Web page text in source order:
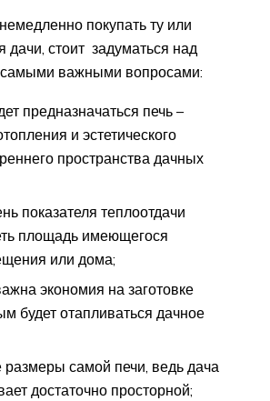
покупать ту или
дачи, стоит задуматься над
самыми важными вопросами:
предназначаться печь –
и эстетического
пространства дачных
показателя теплоотдачи
площадь имеющегося
или дома;
экономия на заготовке
будет отапливаться дачное
размеры самой печи, ведь дача
достаточно просторной;